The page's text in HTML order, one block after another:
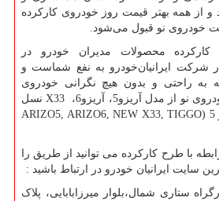
از همه بهتر قیمت روز خودروی کارکرده
خودروی نو قبول می‌شود.
کارکرده محصولات مدیران خودرو در
شرکت ایرانیان‌خودرو به نفع شماست و
به راحتی و بدون هیچ نگرانی خودروی
از مدل آریزو5، آریزو6،
X33 نسل
ARIZO5, ARIZO6, NEW X33, TIGGO
با طرح کارکرده می توانید از طریق را
سایت ایرانیان خودرو در ارتباط باشید :
ستاری شمال،بلوار میرزابابایی، پلاک